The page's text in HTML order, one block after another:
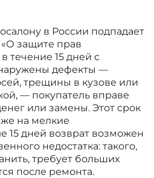
в России подпадает
защите прав
течение 15 дней с
дефекты —
трещины в кузове или
— покупатель вправе
или замены. Этот срок
на мелкие
15 дней возврат возможен
недостатка: такого,
требует больших
после ремонта.